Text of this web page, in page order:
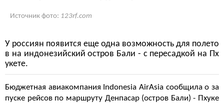
Источник фото: 123rf.com
У россиян появится еще одна возможность для полето
в на индонезийский остров Бали - с пересадкой на Пх
укете.
Бюджетная авиакомпания Indonesia AirAsia сообщила о за
пуске рейсов по маршруту Денпасар (остров Бали) - Пхуке